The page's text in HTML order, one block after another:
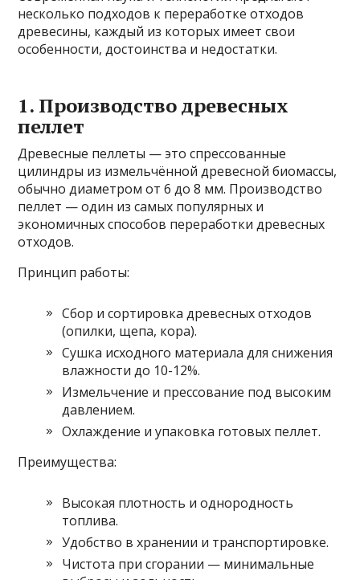
несколько подходов к переработке отходов
древесины, каждый из которых имеет свои
особенности, достоинства и недостатки.
1. Производство древесных
пеллет
Древесные пеллеты — это спрессованные
цилиндры из измельчённой древесной биомассы,
обычно диаметром от 6 до 8 мм. Производство
пеллет — один из самых популярных и
экономичных способов переработки древесных
отходов.
Принцип работы:
Сбор и сортировка древесных отходов
(опилки, щепа, кора).
Сушка исходного материала для снижения
влажности до 10-12%.
Измельчение и прессование под высоким
давлением.
Охлаждение и упаковка готовых пеллет.
Преимущества:
Высокая плотность и однородность
топлива.
Удобство в хранении и транспортировке.
Чистота при сгорании — минимальные